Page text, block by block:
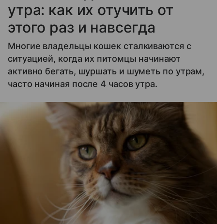
утра: как их отучить от
этого раз и навсегда
Многие владельцы кошек сталкиваются с
ситуацией, когда их питомцы начинают
активно бегать, шуршать и шуметь по утрам,
часто начиная после 4 часов утра.